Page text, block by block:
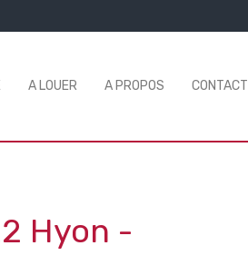
A LOUER A PROPOS CONTACT
Hyon -